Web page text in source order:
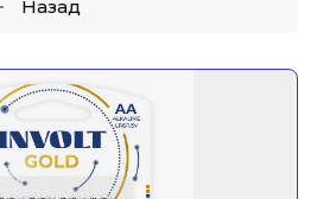
Назад